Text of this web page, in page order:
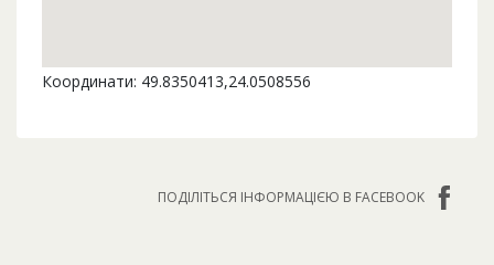
Координати: 49.8350413,24.0508556
ПОДІЛІТЬСЯ ІНФОРМАЦІЄЮ В FACEBOOK